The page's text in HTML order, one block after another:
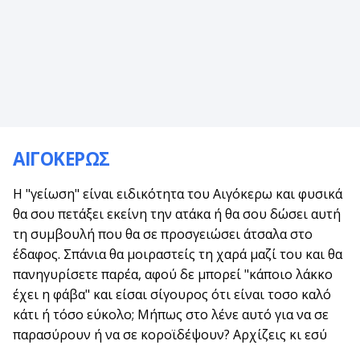
ΑΙΓΟΚΕΡΩΣ
Η "γείωση" είναι ειδικότητα του Αιγόκερω και φυσικά
θα σου πετάξει εκείνη την ατάκα ή θα σου δώσει αυτή
τη συμβουλή που θα σε προσγειώσει άτσαλα στο
έδαφος. Σπάνια θα μοιραστείς τη χαρά μαζί του και θα
πανηγυρίσετε παρέα, αφού δε μπορεί "κάποιο λάκκο
έχει η φάβα" και είσαι σίγουρος ότι είναι τοσο καλό
κάτι ή τόσο εύκολο; Μήπως στο λένε αυτό για να σε
παρασύρουν ή να σε κοροϊδέψουν? Αρχίζεις κι εσύ